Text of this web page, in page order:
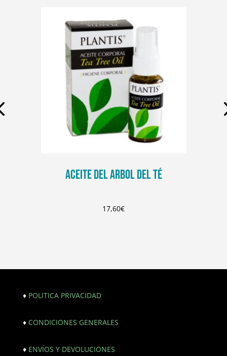
ACEITE DEL ARBOL DEL TÉ
17,60€
♦ POLITICA PRIVACIDAD
♦ CONDICIONES GENERALES
♦ ENVÍOS Y DEVOLUCIONES